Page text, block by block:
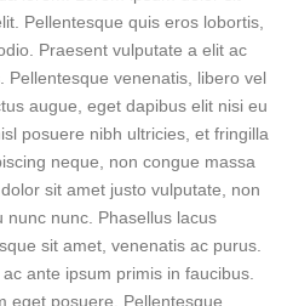
Pellentesque quis eros lobortis,
Praesent vulputate a elit ac
Pellentesque venenatis, libero vel
augue, eget dapibus elit nisi eu
posuere nibh ultricies, et fringilla
neque, non congue massa
sit amet justo vulputate, non
nunc nunc. Phasellus lacus
sit amet, venenatis ac purus.
ante ipsum primis in faucibus.
eget posuere. Pellentesque